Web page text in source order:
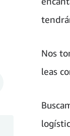
Nos
leas